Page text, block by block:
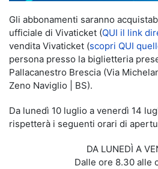
Gli abbonamenti saranno
ufficiale di Vivaticket (QUI il link
vendita Vivaticket (scopri QUI
persona presso la biglietteria
Pallacanestro Brescia (Via
Zeno Naviglio | BS).
Da lunedì 10 luglio a venerdì 14
rispetterà i seguenti orari di
DA LUNEDÌ A
Dalle ore 8.30 alle